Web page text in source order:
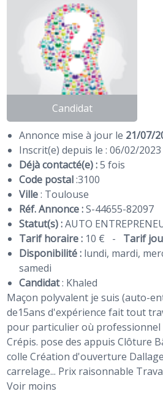
Candidat
Annonce mise à jour le 21/07/
Inscrit(e) depuis le : 06/02/2023
Déjà contacté(e) :5 fois
Code postal:3100
Ville: Toulouse
Réf. Annonce :S-44655-82097
Statut(s) :AUTO
Tarif horaire : 10 € - Tarif
Disponibilité : lundi, mardi,
samedi
Candidat: Khaled
Maçon polyvalent je suis (auto-
de15ans d'expérience fait tout
pour particulier où
Crépis. pose des appuis Clôture
colle Création d'ouverture
carrelage... Prix raisonnable
Voir moins